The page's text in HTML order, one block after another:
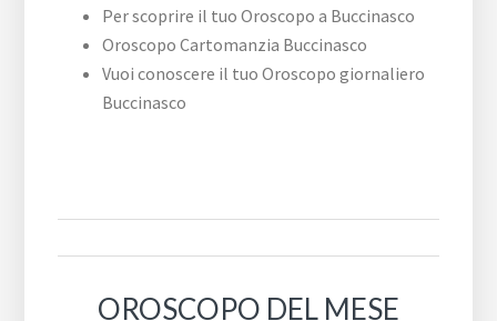
Per scoprire il tuo Oroscopo a Buccinasco
Oroscopo Cartomanzia Buccinasco
Vuoi conoscere il tuo Oroscopo giornaliero
Buccinasco
OROSCOPO DEL MESE